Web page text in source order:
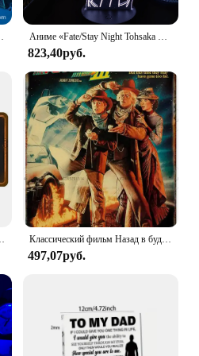
823,40руб.
Классический фильм Назад в будущее Оловянная живопись металлическая вывеска старомодные Плакаты для дома гостиной театра Искусство декора
497,07руб.